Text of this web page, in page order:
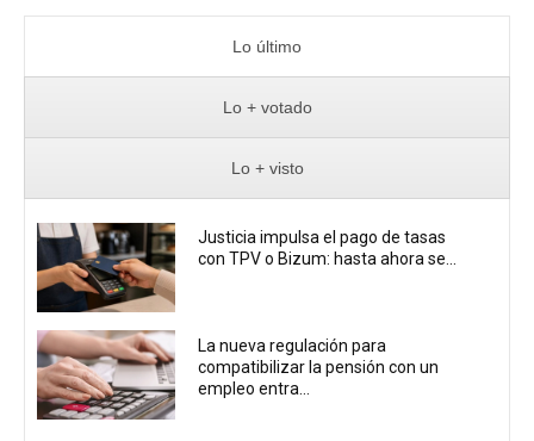
Lo último
Lo + votado
Lo + visto
Justicia impulsa el pago de tasas
con TPV o Bizum: hasta ahora se...
La nueva regulación para
compatibilizar la pensión con un
empleo entra...